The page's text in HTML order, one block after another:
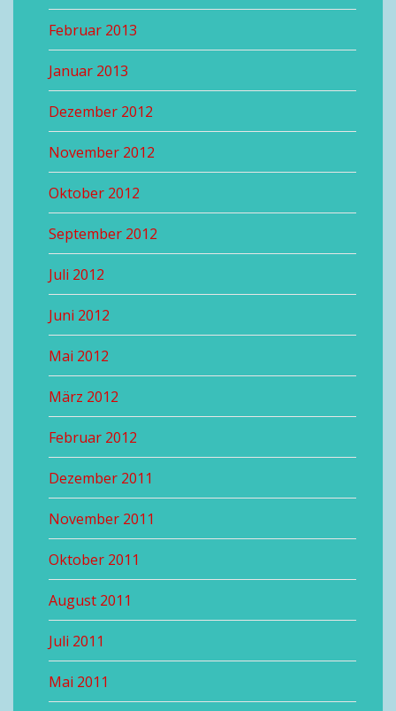
Februar 2013
Januar 2013
Dezember 2012
November 2012
Oktober 2012
September 2012
Juli 2012
Juni 2012
Mai 2012
März 2012
Februar 2012
Dezember 2011
November 2011
Oktober 2011
August 2011
Juli 2011
Mai 2011